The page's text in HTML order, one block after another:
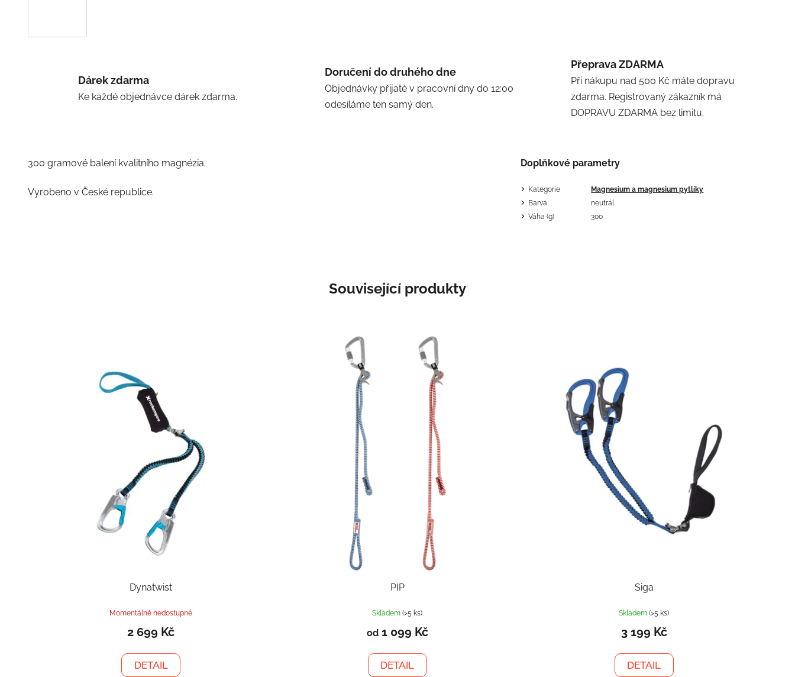
Dárek zdarma
Ke každé objednávce dárek zdarma.
Doručení do druhého dne
Objednávky přijaté v pracovní dny do 12:00
odesíláme ten samý den.
Přeprava ZDARMA
Při nákupu nad 500 Kč máte dopravu
zdarma. Registrovaný zákazník má
DOPRAVU ZDARMA bez limitu.
300 gramové balení kvalitního magnézia.
Vyrobeno v České republice.
Doplňkové parametry
Kategorie
Magnesium a magnesium pytlíky
Barva
neutrál
Váha (g)
300
Související produkty
Dynatwist
Momentálně nedostupné
2 699 Kč
DETAIL
PIP
Skladem(>5 ks)
od1 099 Kč
DETAIL
Siga
Skladem(>5 ks)
3 199 Kč
DETAIL